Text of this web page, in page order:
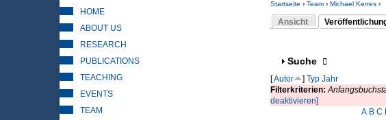
Sie sind hier
Startseite › Team› Michael Kerres›
Ansicht
(aktiver Reiter)
Anzeigen
Suche
[Autor ] Typ Jahr
Filterkriterien:
deaktivieren]
A B C
HOME
ABOUT US
RESEARCH
PUBLICATIONS
TEACHING
EVENTS
TEAM